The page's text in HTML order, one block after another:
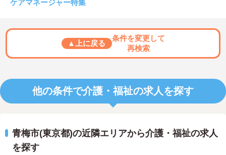
ケアマネージャー特集
▲上に戻る
条件を変更して
再検索
他の条件で介護・福祉の求人を探す
青梅市(東京都)の近隣エリアから介護・福祉の求人
を探す